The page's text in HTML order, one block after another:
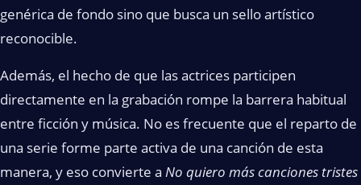
genérica de fondo sino que busca un sello artístico
reconocible.
Además, el hecho de que las actrices participen
directamente en la grabación rompe la barrera habitual
entre ficción y música. No es frecuente que el reparto de
una serie forme parte activa de una canción de esta
manera, y eso convierte a No quiero más canciones tristes